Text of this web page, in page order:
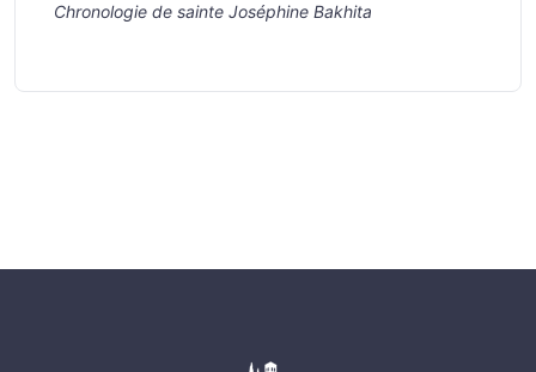
Chronologie de sainte Joséphine Bakhita